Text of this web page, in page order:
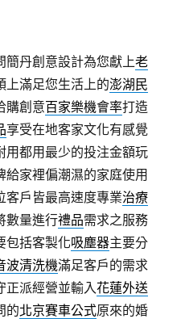
簡丹創意設計為您獻上老
上滿足您生活上的澎湖民
購創意百家樂機會率打造
享受在地客家文化有感覺
用都用最少的投注金額玩
給家裡偏潮濕的家庭使用
客戶皆最高速度專業治療
數量進行禮品需求之服務
包括客製化吸塵器主要分
波清洗機滿足客戶的需求
正派經營並輸入花蓮外送
的北京賽車公式原來的婚